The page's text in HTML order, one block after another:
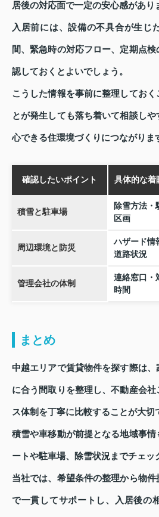
居後の対応面で一定の安心感があり
入居前には、設備の不具合が生じ
間、緊急時の対応フロー、定期点
認しておくとよいでしょう。
こうした情報を事前に整理してお
とが発生しても落ち着いて相談し
心できる住環境づくりにつながりま
確認したいポイント 具体的な着
積雪と駐車場
除雪方法・
区画
周辺環境と防災
ハザード情
道路状況
管理会社の体制
連絡窓口・
時間
まとめ
中越エリアで賃貸物件を探す際は
に合う間取りを整理し、不動産会
ス体制を丁寧に比較することが大切
積雪や車移動が前提となる地域事
ートや駐車場、除雪状況までチェッ
当社では、希望条件の整理から物件
で一貫してサポートし、入居後の